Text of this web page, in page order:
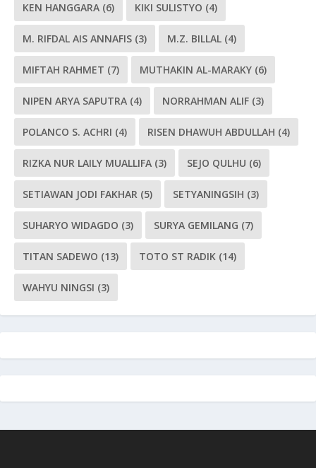
KEN HANGGARA (6) KIKI SULISTYO (4)
M. RIFDAL AIS ANNAFIS (3) M.Z. BILLAL (4)
MIFTAH RAHMET (7) MUTHAKIN AL-MARAKY (6)
NIPEN ARYA SAPUTRA (4) NORRAHMAN ALIF (3)
POLANCO S. ACHRI (4) RISEN DHAWUH ABDULLAH (4)
RIZKA NUR LAILY MUALLIFA (3) SEJO QULHU (6)
SETIAWAN JODI FAKHAR (5) SETYANINGSIH (3)
SUHARYO WIDAGDO (3) SURYA GEMILANG (7)
TITAN SADEWO (13) TOTO ST RADIK (14)
WAHYU NINGSI (3)